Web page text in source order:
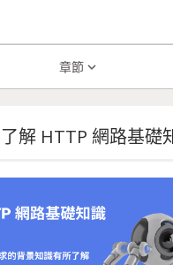
章節 expand_more
解 HTTP 網路基礎